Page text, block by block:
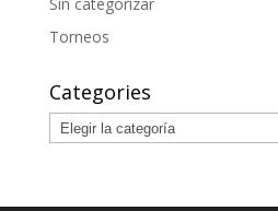
Torneos
Categories
Categories